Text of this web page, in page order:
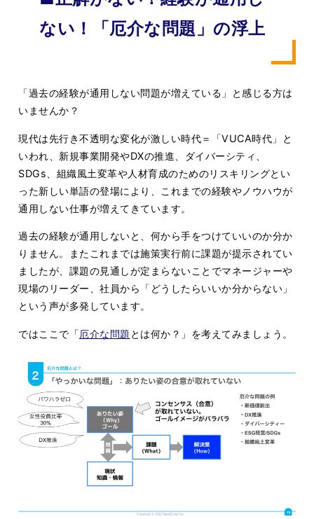
ない！「厄介な問題」の浮上
「過去の経験が通用しない問題が増えている」と感じる方は
いませんか？
現代は先行き不透明な変化が激しい時代＝「VUCA時代」と
いわれ、新規事業開発やDXの推進、ダイバーシティ、
SDGs、組織風土変革や人材育成のためのリスキリングとい
った新しい単語の登場により、これまでの経験やノウハウが
通用しない仕事が増えてきています。
過去の経験が通用しないと、何から手をつけていいのか分か
りません。またこれまでは施策実行前に課題が提示されてい
ましたが、課題の見通しが定まらないことでマネージャーや
現場のリーダー、社員から「どうしたらいいか分からない」
という声が多発しています。
ではここで「厄介な問題 とは何か？」を考えてみましょう。